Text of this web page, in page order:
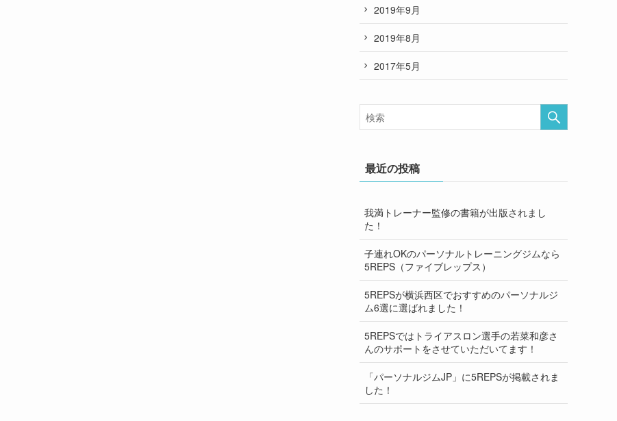
2019年9月
2019年8月
2017年5月
最近の投稿
我満トレーナー監修の書籍が出版されまし
た！
子連れOKのパーソナルトレーニングジムなら
5REPS（ファイブレップス）
5REPSが横浜西区でおすすめのパーソナルジ
ム6選に選ばれました！
5REPSではトライアスロン選手の若菜和彦さ
んのサポートをさせていただいてます！
「パーソナルジムJP」に5REPSが掲載されま
した！